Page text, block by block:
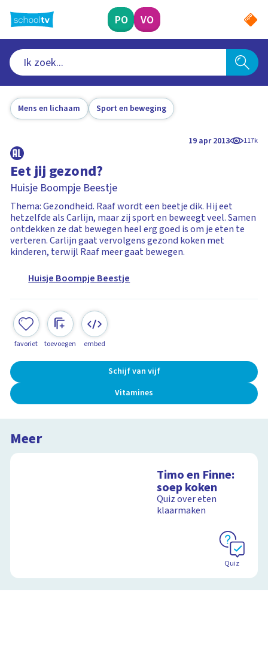
naar
hoofdinhoud
PO VO
Mens en lichaam Sport en beweging
19 apr 2013 117k
Eet jij gezond?
Huisje Boompje Beestje
Thema: Gezondheid. Raaf wordt een beetje dik. Hij eet
hetzelfde als Carlijn, maar zij sport en beweegt veel. Samen
ontdekken ze dat bewegen heel erg goed is om je eten te
verteren. Carlijn gaat vervolgens gezond koken met
kinderen, terwijl Raaf meer gaat bewegen.
Huisje Boompje Beestje
favoriet toevoegen embed
Schijf van vijf
Vitamines
Meer
Timo en Finne:
soep koken
Quiz over eten
klaarmaken
Quiz